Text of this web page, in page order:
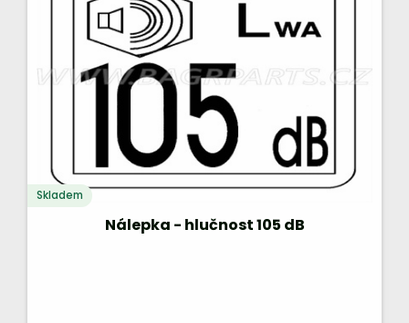
Skladem
Nálepka - hlučnost 105 dB